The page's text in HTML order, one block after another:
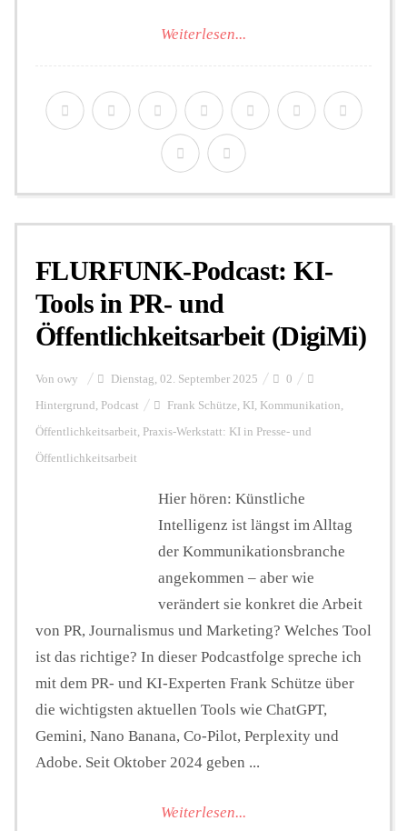
Weiterlesen...
FLURFUNK-Podcast: KI-
Tools in PR- und
Öffentlichkeitsarbeit (DigiMi)
Von owy Dienstag, 02. September 2025 0
Hintergrund , Podcast Frank Schütze, KI, Kommunikation,
Öffentlichkeitsarbeit, Praxis-Werkstatt: KI in Presse- und
Öffentlichkeitsarbeit
Hier hören: Künstliche
Intelligenz ist längst im Alltag
der Kommunikationsbranche
angekommen – aber wie
verändert sie konkret die Arbeit
von PR, Journalismus und Marketing? Welches Tool
ist das richtige? In dieser Podcastfolge spreche ich
mit dem PR- und KI-Experten Frank Schütze über
die wichtigsten aktuellen Tools wie ChatGPT,
Gemini, Nano Banana, Co-Pilot, Perplexity und
Adobe. Seit Oktober 2024 geben ...
Weiterlesen...